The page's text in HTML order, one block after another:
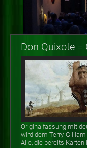
Don Quixote =
Originalfassung mit
wird dem Terry-
Alle, die bereits